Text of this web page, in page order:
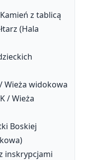
z tablicą
(Hala
Wieża widokowa
/ Wieża
Boskiej
inskrypcjami